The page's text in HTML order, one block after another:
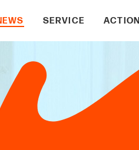
SERVICE ACTION